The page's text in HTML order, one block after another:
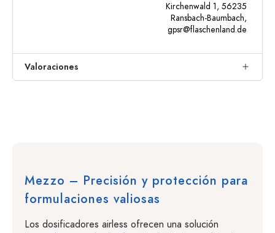
Kirchenwald 1, 56235
Ransbach-Baumbach,
gpsr@flaschenland.de
Valoraciones
Mezzo – Precisión y protección para
formulaciones valiosas
Los dosificadores airless ofrecen una solución